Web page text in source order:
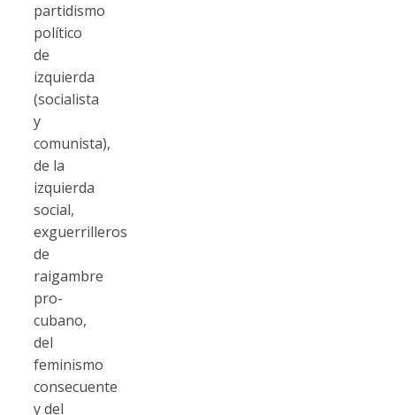
partidismo
político
de
izquierda
(socialista
y
comunista),
de la
izquierda
social,
exguerrilleros
de
raigambre
pro-
cubano,
del
feminismo
consecuente
y del